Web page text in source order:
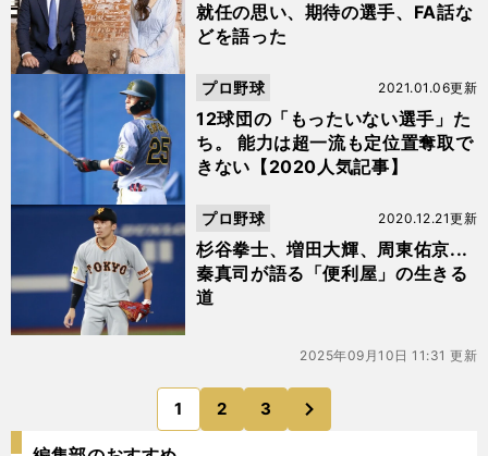
就任の思い、期待の選手、FA話な
どを語った
12球団の「もったいない選手」た
ち。 能力は超一流も定位置奪取で
きない【2020人気記事】
2021.01.06更新
プロ野球
杉谷拳士、増田大輝、周東佑京...
秦真司が語る「便利屋」の生きる
道
2020.12.21更新
プロ野球
2025年09月10日 11:31 更新
1 2 3